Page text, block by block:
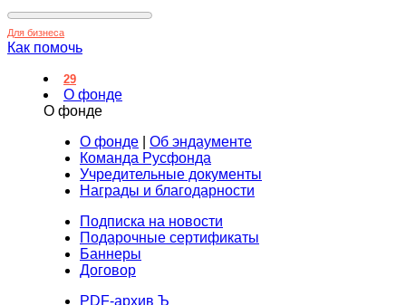
Для бизнеса
Как помочь
29
О фонде
О фонде
О фонде
Об эндаументе
Команда Русфонда
Учредительные документы
Награды и благодарности
Подписка на новости
Подарочные сертификаты
Баннеры
Договор
PDF-архив Ъ